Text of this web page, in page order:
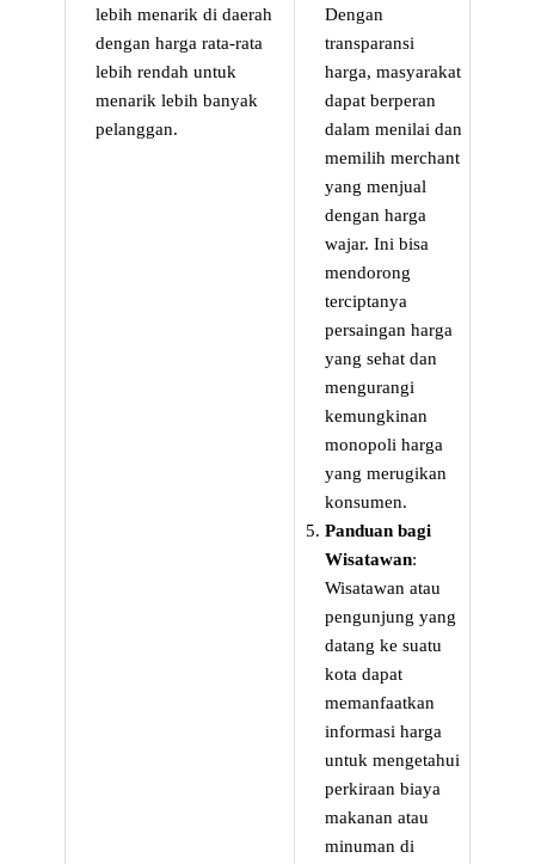
lebih menarik di daerah
dengan harga rata-rata
lebih rendah untuk
menarik lebih banyak
pelanggan.
Dengan
transparansi
harga, masyarakat
dapat berperan
dalam menilai dan
memilih merchant
yang menjual
dengan harga
wajar. Ini bisa
mendorong
terciptanya
persaingan harga
yang sehat dan
mengurangi
kemungkinan
monopoli harga
yang merugikan
konsumen.
Panduan bagi
Wisatawan:
Wisatawan atau
pengunjung yang
datang ke suatu
kota dapat
memanfaatkan
informasi harga
untuk mengetahui
perkiraan biaya
makanan atau
minuman di